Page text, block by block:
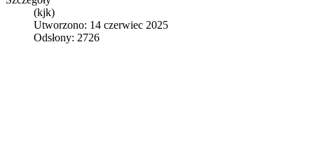
(kjk)
Utworzono: 14 czerwiec 2025
Odsłony: 2726